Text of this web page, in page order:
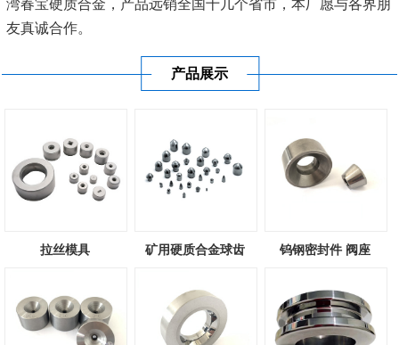
湾春宝硬质合金，产品远销全国十几个省市，本厂愿与各界朋
友真诚合作。
公司秉承“顾客至上，锐意进取”的经营理念，坚持“客户至
产品展示
拉丝模具 矿用硬质合金球齿 钨钢密封件 阀座